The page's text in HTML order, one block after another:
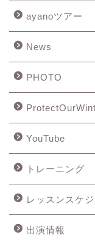
ayanoツアー
News
PHOTO
YouTube
トレーニング
レッスンスケ
出演情報